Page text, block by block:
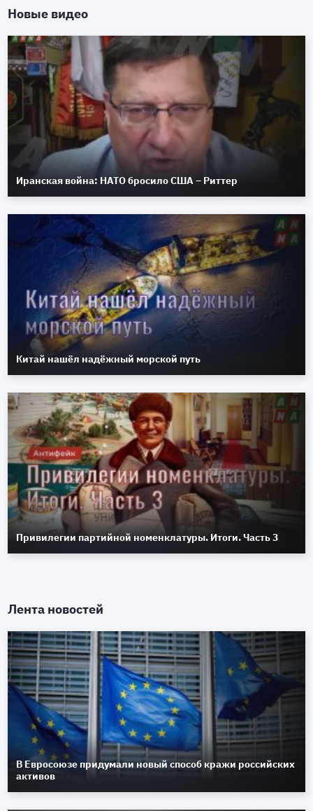
Новые видео
Иранская война: НАТО бросило США – Риттер
Китай нашёл надёжный морской путь
Привилегии партийной номенклатуры. Итоги. Часть 3
Лента новостей
В Евросоюзе придумали новый способ кражи российских
активов